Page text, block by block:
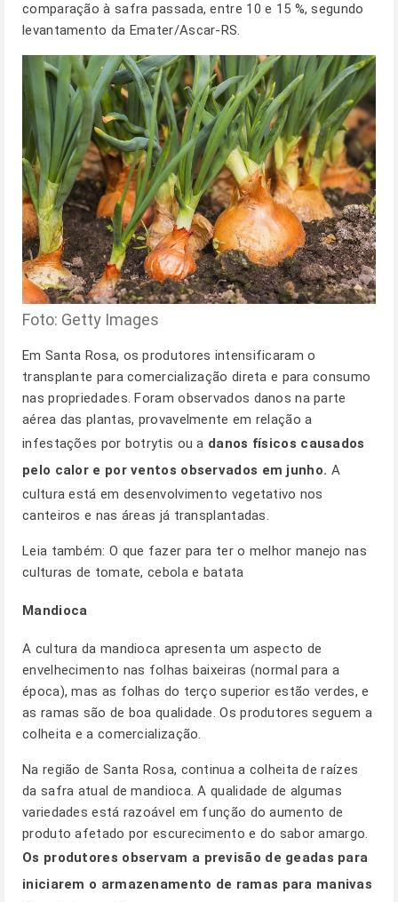
comparação à safra passada, entre 10 e 15 %, segundo
levantamento da Emater/Ascar-RS.
Foto: Getty Images
Em Santa Rosa, os produtores intensificaram o
transplante para comercialização direta e para consumo
nas propriedades. Foram observados danos na parte
aérea das plantas, provavelmente em relação a
infestações por botrytis ou a danos físicos causados
pelo calor e por ventos observados em junho. A
cultura está em desenvolvimento vegetativo nos
canteiros e nas áreas já transplantadas.
Leia também: O que fazer para ter o melhor manejo nas
culturas de tomate, cebola e batata
Mandioca
A cultura da mandioca apresenta um aspecto de
envelhecimento nas folhas baixeiras (normal para a
época), mas as folhas do terço superior estão verdes, e
as ramas são de boa qualidade. Os produtores seguem a
colheita e a comercialização.
Na região de Santa Rosa, continua a colheita de raízes
da safra atual de mandioca. A qualidade de algumas
variedades está razoável em função do aumento de
produto afetado por escurecimento e do sabor amargo.
Os produtores observam a previsão de geadas para
iniciarem o armazenamento de ramas para manivas